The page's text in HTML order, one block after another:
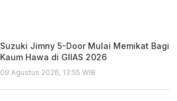
Suzuki Jimny 5-Door Mulai Memikat Bagi
Kaum Hawa di GIIAS 2026
09 Agustus 2026, 13:55 WIB